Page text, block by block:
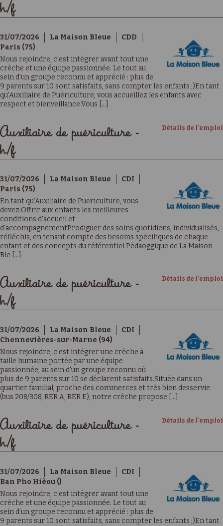
h/f
31/07/2026 La Maison Bleue
CDD
Paris (75)
Nous rejoindre, c'est intégrer avant tout une
crèche et une équipe passionnée. Le tout au
sein d'un groupe reconnu et apprécié : plus de
9 parents sur 10 sont satisfaits, sans compter les enfants ;)En tant
qu'Auxiliaire de Puériculture, vous accueillez les enfants avec
respect et bienveillance.Vous [...]
Détails de l'emploi
Auxiliaire de puériculture -
h/f
31/07/2026 La Maison Bleue
CDI
Paris (75)
En tant qu'Auxiliaire de Puericulture, vous
devez:Offrir aux enfants les meilleures
conditions d'accueil et
d'accompagnementProdiguer des soins quotidiens, individualisés,
réfléchis, en tenant compte des besoins spécifiques de chaque
enfant et des concepts du référentiel Pédaoggique de La Maison
Ble [...]
Détails de l'emploi
Auxiliaire de puériculture -
h/f
31/07/2026 La Maison Bleue
CDI
Chennevières-sur-Marne (94)
Nous rejoindre, c'est intégrer une crèche à
taille humaine portée par une équipe
passionnée, au sein d'un groupe reconnu où
plus de 9 parents sur 10 se déclarent satisfaits.Située dans un
quartier familial, proche des commerces et très bien desservie
(bus 208/308, RER A, RER E), notre crèche propose [...]
Détails de l'emploi
Auxiliaire de puériculture -
h/f
31/07/2026 La Maison Bleue
CDI
Ban Pho Hièou ()
Nous rejoindre, c'est intégrer avant tout une
crèche et une équipe passionnée. Le tout au
sein d'un groupe reconnu et apprécié : plus de
9 parents sur 10 sont satisfaits, sans compter les enfants ;)En tant